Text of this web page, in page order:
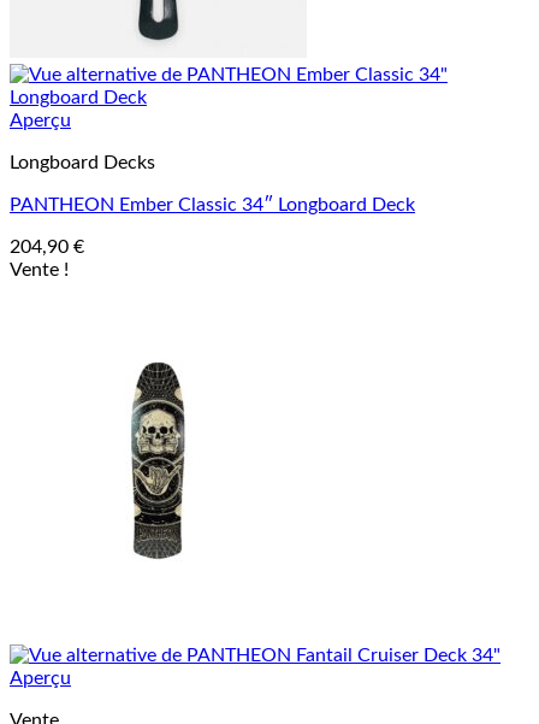
Aperçu
Longboard Decks
PANTHEON Ember Classic 34″ Longboard Deck
204,90 €
Vente !
Aperçu